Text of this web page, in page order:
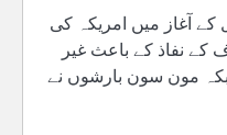
کے آغاز میں امریکہ کی
نفاذ کے باعث غیر
مون سون بارشوں نے